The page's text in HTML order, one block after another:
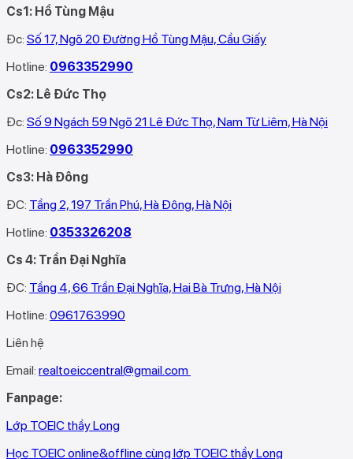
Cs1: Hồ Tùng Mậu
Đc: Số 17, Ngõ 20 Đường Hồ Tùng Mậu, Cầu Giấy
Hotline: 0963352990
Cs2: Lê Đức Thọ
Đc: Số 9 Ngách 59 Ngõ 21 Lê Đức Thọ, Nam Từ Liêm, Hà Nội
Hotline: 0963352990
Cs3: Hà Đông
ĐC: Tầng 2, 197 Trần Phú, Hà Đông, Hà Nội
Hotline: 0353326208‬
Cs 4: Trần Đại Nghĩa
ĐC: Tầng 4, 66 Trần Đại Nghĩa, Hai Bà Trưng, Hà Nội
Hotline: 0961763990
Liên hệ
Email: realtoeiccentral@gmail.com
Fanpage:
Lớp TOEIC thầy Long
Học TOEIC online&offline cùng lớp TOEIC thầy Long